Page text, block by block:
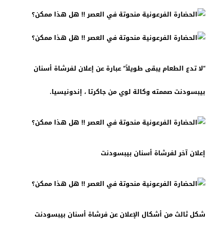
“لا تدع الطعام يبقى طويلاً” عبارة عن إعلان لفرشاة أسنان
بيبسودنت صممته وكالة لوي من جاكرتا ، إندونيسيا.
إعلان آخر لفرشاة أسنان بيبسودنت
شكل ثالث من أشكال الإعلان عن فرشاة أسنان بيبسودنت